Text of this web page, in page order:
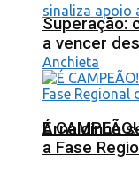
Arnaldinho
Superação:
a vencer
É
a Fase